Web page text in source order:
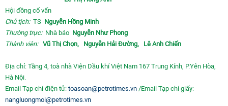
Hội đồng cố vấn
Chủ tịch:TS Nguyễn Hồng Minh
Thường trực: Nhà báo Nguyễn Như Phong
Thành viên: Vũ Thị Chọn, Nguyễn Hải Đường, Lê Anh Chiến
Địa chỉ: Tầng 4, toà nhà Viện Dầu khí Việt Nam 167 Trung Kính, P.Yên Hòa,
Hà Nội.
Email Tạp chí điện tử: toasoan@petrotimes.vn /Email Tạp chí giấy:
nangluongmoi@petrotimes.vn